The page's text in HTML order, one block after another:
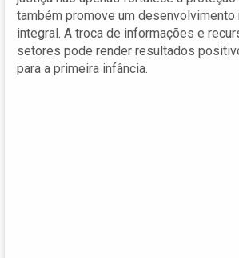
também promove um desenvolvimento
integral. A troca de informações e
setores pode render resultados
para a primeira infância.